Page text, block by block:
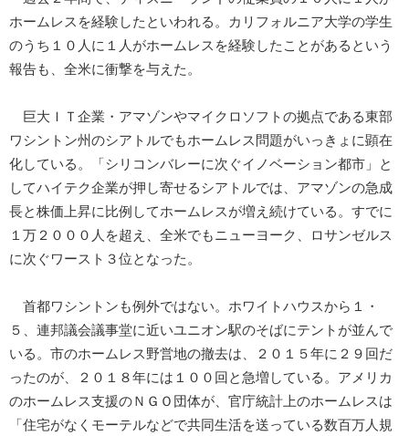
ホームレスを経験したといわれる。カリフォルニア大学の学生
のうち１０人に１人がホームレスを経験したことがあるという
報告も、全米に衝撃を与えた。
巨大ＩＴ企業・アマゾンやマイクロソフトの拠点である東部
ワシントン州のシアトルでもホームレス問題がいっきょに顕在
化している。「シリコンバレーに次ぐイノベーション都市」と
してハイテク企業が押し寄せるシアトルでは、アマゾンの急成
長と株価上昇に比例してホームレスが増え続けている。すでに
１万２０００人を超え、全米でもニューヨーク、ロサンゼルス
に次ぐワースト３位となった。
首都ワシントンも例外ではない。ホワイトハウスから１・
５、連邦議会議事堂に近いユニオン駅のそばにテントが並んで
いる。市のホームレス野営地の撤去は、２０１５年に２９回だ
ったのが、２０１８年には１００回と急増している。アメリカ
のホームレス支援のＮＧＯ団体が、官庁統計上のホームレスは
「住宅がなくモーテルなどで共同生活を送っている数百万人規